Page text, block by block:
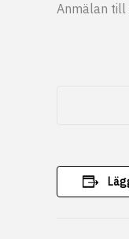
Anmälan till